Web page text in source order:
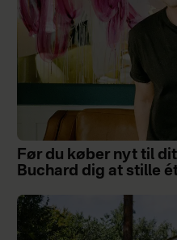
Før du køber nyt til
Buchard dig at stille